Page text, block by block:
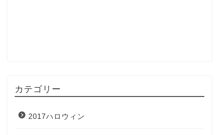
カテゴリー
2017ハロウィン